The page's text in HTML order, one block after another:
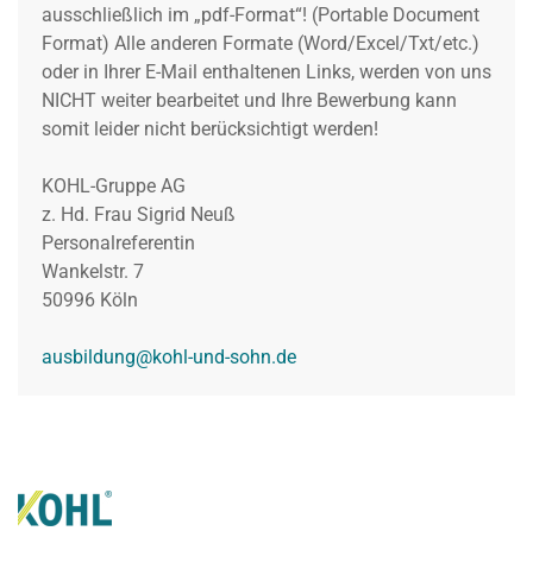
ausschließlich im „pdf-Format“! (Portable Document
Format) Alle anderen Formate (Word/Excel/Txt/etc.)
oder in Ihrer E-Mail enthaltenen Links, werden von uns
NICHT weiter bearbeitet und Ihre Bewerbung kann
somit leider nicht berücksichtigt werden!
KOHL-Gruppe AG
z. Hd. Frau Sigrid Neuß
Personalreferentin
Wankelstr. 7
50996 Köln
ausbildung@kohl-und-sohn.de